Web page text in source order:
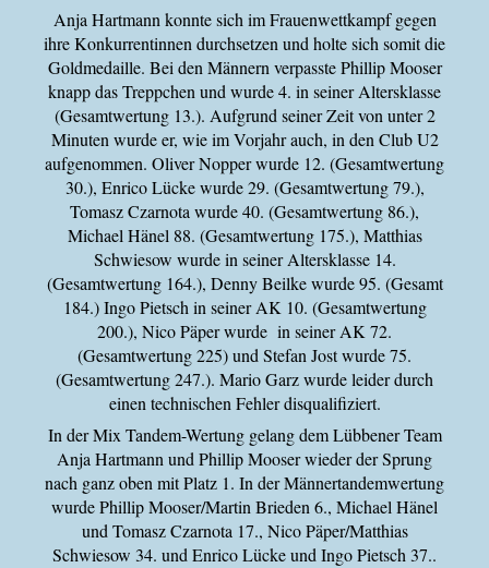
Anja Hartmann konnte sich im Frauenwettkampf gegen
ihre Konkurrentinnen durchsetzen und holte sich somit die
Goldmedaille. Bei den Männern verpasste Phillip Mooser
knapp das Treppchen und wurde 4. in seiner Altersklasse
(Gesamtwertung 13.). Aufgrund seiner Zeit von unter 2
Minuten wurde er, wie im Vorjahr auch, in den Club U2
aufgenommen. Oliver Nopper wurde 12. (Gesamtwertung
30.), Enrico Lücke wurde 29. (Gesamtwertung 79.),
Tomasz Czarnota wurde 40. (Gesamtwertung 86.),
Michael Hänel 88. (Gesamtwertung 175.), Matthias
Schwiesow wurde in seiner Altersklasse 14.
(Gesamtwertung 164.), Denny Beilke wurde 95. (Gesamt
184.) Ingo Pietsch in seiner AK 10. (Gesamtwertung
200.), Nico Päper wurde in seiner AK 72.
(Gesamtwertung 225) und Stefan Jost wurde 75.
(Gesamtwertung 247.). Mario Garz wurde leider durch
einen technischen Fehler disqualifiziert.
In der Mix Tandem-Wertung gelang dem Lübbener Team
Anja Hartmann und Phillip Mooser wieder der Sprung
nach ganz oben mit Platz 1. In der Männertandemwertung
wurde Phillip Mooser/Martin Brieden 6., Michael Hänel
und Tomasz Czarnota 17., Nico Päper/Matthias
Schwiesow 34. und Enrico Lücke und Ingo Pietsch 37..